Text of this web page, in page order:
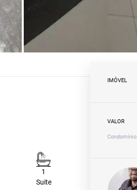
1
Suite
IMÓVEL
VALOR
Condomínio